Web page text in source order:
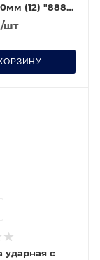
(12) "888"
/шт
ударная с